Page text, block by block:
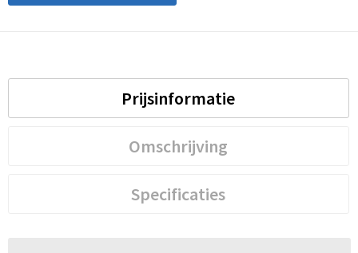
Prijsinformatie
Omschrijving
Specificaties